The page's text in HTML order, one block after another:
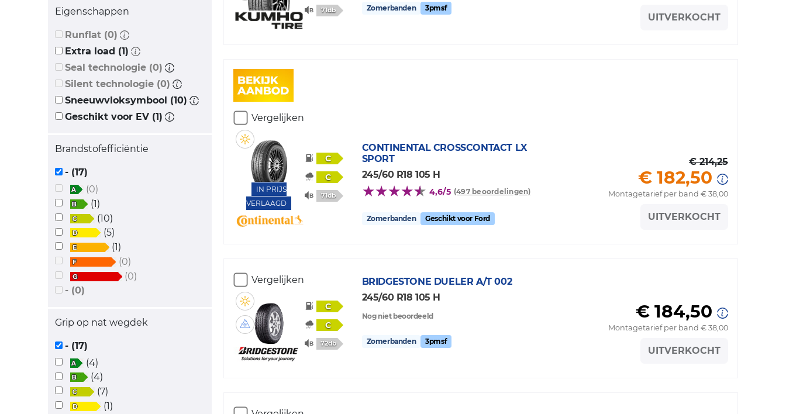
Eigenschappen
Runflat (0)
Extra load (1)
Seal technologie (0)
Silent technologie (0)
Sneeuwvloksymbool (10)
Geschikt voor EV (1)
Brandstofefficiëntie
- (17)
(0)
(1)
(10)
(5)
(1)
(0)
(0)
- (0)
Grip op nat wegdek
- (17)
(4)
(4)
(7)
(1)
71db Zomerbanden 3pmsf
UITVERKOCHT
Vergelijken
IN PRIJS
VERLAAGD
C
C
71db
CONTINENTAL CROSSCONTACT LX
SPORT
245/60 R18 105 H
4,6/5 (497 beoordelingen)
Zomerbanden Geschikt voor Ford
€ 214,25
€ 182,50
Montagetarief per band € 38,00
UITVERKOCHT
Vergelijken
C
C
72db
BRIDGESTONE DUELER A/T 002
245/60 R18 105 H
Nog niet beoordeeld
Zomerbanden 3pmsf
€ 184,50
Montagetarief per band € 38,00
UITVERKOCHT